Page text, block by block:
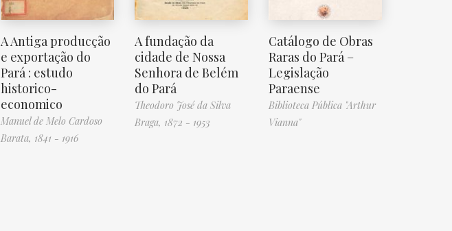
A Antiga producção
e exportação do
Pará : estudo
historico-
economico
Manuel de Melo Cardoso
Barata, 1841 - 1916
A fundação da
cidade de Nossa
Senhora de Belém
do Pará
Theodoro José da Silva
Braga, 1872 - 1953
Catálogo de Obras
Raras do Pará –
Legislação
Paraense
Biblioteca Pública "Arthur
Vianna"